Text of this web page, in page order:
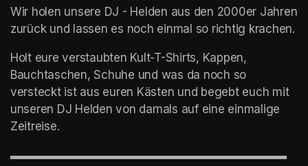
Wir holen unsere DJ - Helden aus den 2000er Jahren
zurück und lassen es noch einmal so richtig krachen.
Holt eure verstaubten Kult-T-Shirts, Kappen,
Bauchtaschen, Schuhe und was da noch so
versteckt ist aus euren Kästen und begebt euch mit
unseren DJ Helden von damals auf eine einmalige
Zeitreise.
▬▬▬▬▬▬▬▬▬▬▬▬▬▬▬▬▬▬▬▬▬▬▬▬